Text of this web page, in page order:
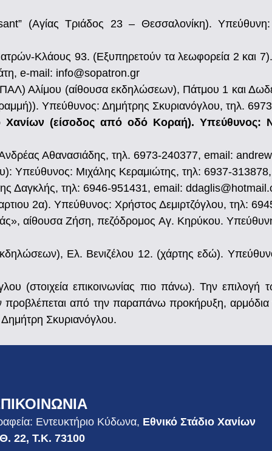
(Αγίας Τριάδος 23 – Θεσσαλονίκη).
Κλάους 93. (Εξυπηρετούν τα λεωφορεία 2 και
e-mail: info@sopatron.gr
Αλίμου (αίθουσα εκδηλώσεων), Πάτμου 1 και
Υπεύθυνος: Δημήτρης Σκυριανόγλου, τηλ.
(είσοδος από οδό Κοραή). Υπεύθυνος:
Αθανασιάδης, τηλ. 6973-240377, email:
Υπεύθυνος: Μιχάλης Κεραμιώτης, τηλ: 6937-
Δαγκλής, τηλ: 6946-951431, email:
2α). Υπεύθυνος: Χρήστος Δεμιρτζόγλου, τηλ:
αίθουσα Ζήση, πεζόδρομος Αγ. Κηρύκου.
Ελ. Βενιζέλου 12. (χάρτης εδώ).
(στοιχεία επικοινωνίας πιο πάνω). Την
από την παραπάνω προκήρυξη, αρμόδια
Σκυριανόγλου.
Εντευκτήριο Κύδωνα, Εθνικό Στάδιο Χανίων
22, Τ.Κ. 73100